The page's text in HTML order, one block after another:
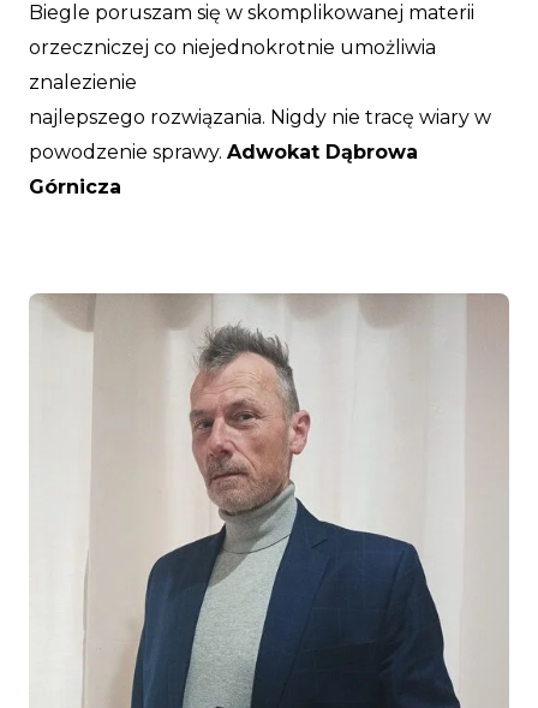
Biegle poruszam się w skomplikowanej materii
orzeczniczej co niejednokrotnie umożliwia
znalezienie
najlepszego rozwiązania. Nigdy nie tracę wiary w
powodzenie sprawy. Adwokat Dąbrowa
Górnicza